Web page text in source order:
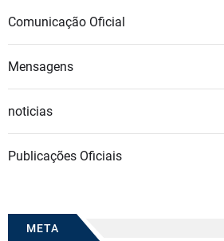
Comunicação Oficial
Mensagens
noticias
Publicações Oficiais
META